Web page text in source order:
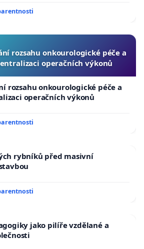
rozsahu onkourologické péče a
operačních výkonů
rozsahu onkourologické péče a
operačních výkonů
rybníků před masivní
jako pilíře vzdělané a